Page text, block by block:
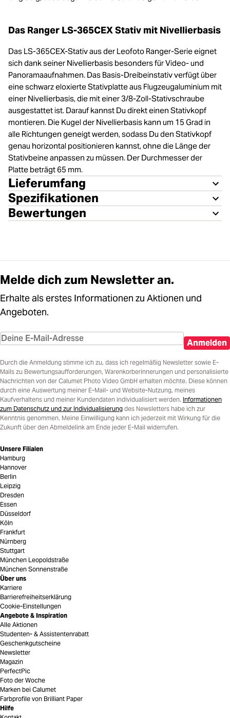
Das Ranger LS-365CEX Stativ mit Nivellierbasis
Das LS-365CEX-Stativ aus der Leofoto Ranger-Serie eignet
sich dank seiner Nivellierbasis besonders für Video- und
Panoramaaufnahmen. Das Basis-Dreibeinstativ verfügt über
eine schwarz eloxierte Stativplatte aus Flugzeugaluminium mit
einer Nivellierbasis, die mit einer 3/8-Zoll-Stativschraube
ausgestattet ist. Darauf kannst Du direkt einen Stativkopf
montieren. Die Kugel der Nivellierbasis kann um 15 Grad in
alle Richtungen geneigt werden, sodass Du den Stativkopf
genau horizontal positionieren kannst, ohne die Länge der
Stativbeine anpassen zu müssen. Der Durchmesser der
Platte beträgt 65 mm.
Lieferumfang
Spezifikationen
Bewertungen
Melde dich zum Newsletter an.
Erhalte als erstes Informationen zu Aktionen und
Angeboten.
Anmelden
Durch die Anmeldung stimme ich zu, dass ich regelmäßig Newsletter sowie E-
Mails zu Bewertungsaufforderungen, Warenkorberinnerungen und personalisierte
Nachrichten von der Calumet Photo Video GmbH erhalten möchte. Diese können
durch eine Auswertung meiner E-Mail- und Website-Nutzung, meines
Kaufverhaltens und meiner Kundendaten individualisiert werden. Informationen
zum Datenschutz und zur Individualisierung des Newsletters habe ich zur
Kenntnis genommen. Meine Einwilligung kann ich jederzeit mit Wirkung für die
Zukunft über den Abmeldelink am Ende jeder E-Mail widerrufen.
Unsere Filialen
Hamburg
Hannover
Berlin
Leipzig
Dresden
Essen
Düsseldorf
Köln
Frankfurt
Nürnberg
Stuttgart
München Leopoldstraße
München Sonnenstraße
Über uns
Karriere
Barrierefreiheitserklärung
Cookie-Einstellungen
Angebote & Inspiration
Alle Aktionen
Studenten- & Assistentenrabatt
Geschenkgutscheine
Newsletter
Magazin
PerfectPic
Foto der Woche
Marken bei Calumet
Farbprofile von Brilliant Paper
Hilfe